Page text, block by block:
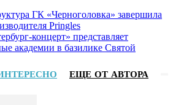
ГК «Черноголовка» завершила
Pringles
концерт» представляет
академии в базилике Святой
ЕЩЕ ОТ АВТОРА